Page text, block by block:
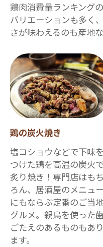
鶏肉消費量ランキング
バリエーションも多く
さが味わえるのも産地な
鶏の炭火焼き
塩コショウなどで下味を
つけた鶏を高温の炭火で
炙り焼き！専門店はもち
ろん、居酒屋のメニュー
にもならぶ定番のご当
グルメ。親鳥を使った歯
ごたえのあるものもあり
ます。